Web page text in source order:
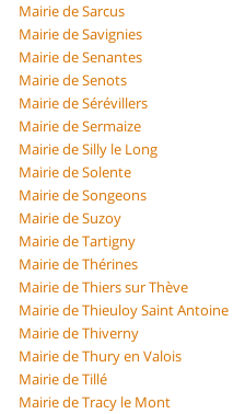
Mairie de Sarcus
Mairie de Savignies
Mairie de Senantes
Mairie de Senots
Mairie de Sérévillers
Mairie de Sermaize
Mairie de Silly le Long
Mairie de Solente
Mairie de Songeons
Mairie de Suzoy
Mairie de Tartigny
Mairie de Thérines
Mairie de Thiers sur Thève
Mairie de Thieuloy Saint Antoine
Mairie de Thiverny
Mairie de Thury en Valois
Mairie de Tillé
Mairie de Tracy le Mont